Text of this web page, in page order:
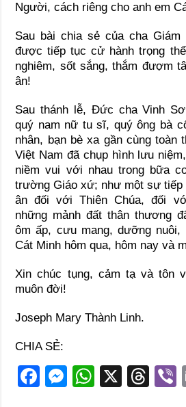
Người, cách riêng cho anh em
Sau bài chia sẻ của cha Giám
được tiếp tục cử hành trọng
nghiêm, sốt sắng, thắm đượm
ân!
Sau thánh lễ, Đức cha Vinh
quý nam nữ tu sĩ, quý ông bà
nhân, bạn bè xa gần cùng toàn
Việt Nam đã chụp hình lưu
niềm vui với nhau trong bữa
trường Giáo xứ; như một sự tiếp
ân đối với Thiên Chúa, đối
những mảnh đất thân thương
ôm ấp, cưu mang, dưỡng
Cát Minh hôm qua, hôm nay và
Xin chúc tụng, cảm tạ và tôn
muôn đời!
Joseph Mary Thành Linh.
CHIA SẺ:
F
M
W
X
T